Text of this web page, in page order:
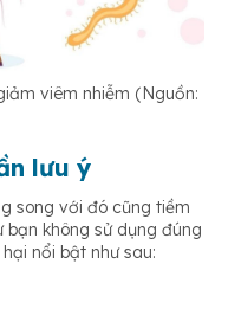
viêm nhiễm (Nguồn:
lưu ý
song với đó cũng tiềm
bạn không sử dụng đúng
nổi bật như sau: